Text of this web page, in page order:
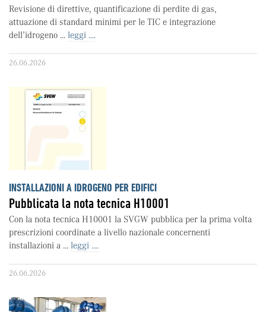
Revisione di direttive, quantificazione di perdite di gas,
attuazione di standard minimi per le TIC e integrazione
dell’idrogeno ... leggi ....
26.06.2026
INSTALLAZIONI A IDROGENO PER EDIFICI
Pubblicata la nota tecnica H10001
Con la nota tecnica H10001 la SVGW pubblica per la prima volta
prescrizioni coordinate a livello nazionale concernenti
installazioni a ... leggi ....
26.06.2026